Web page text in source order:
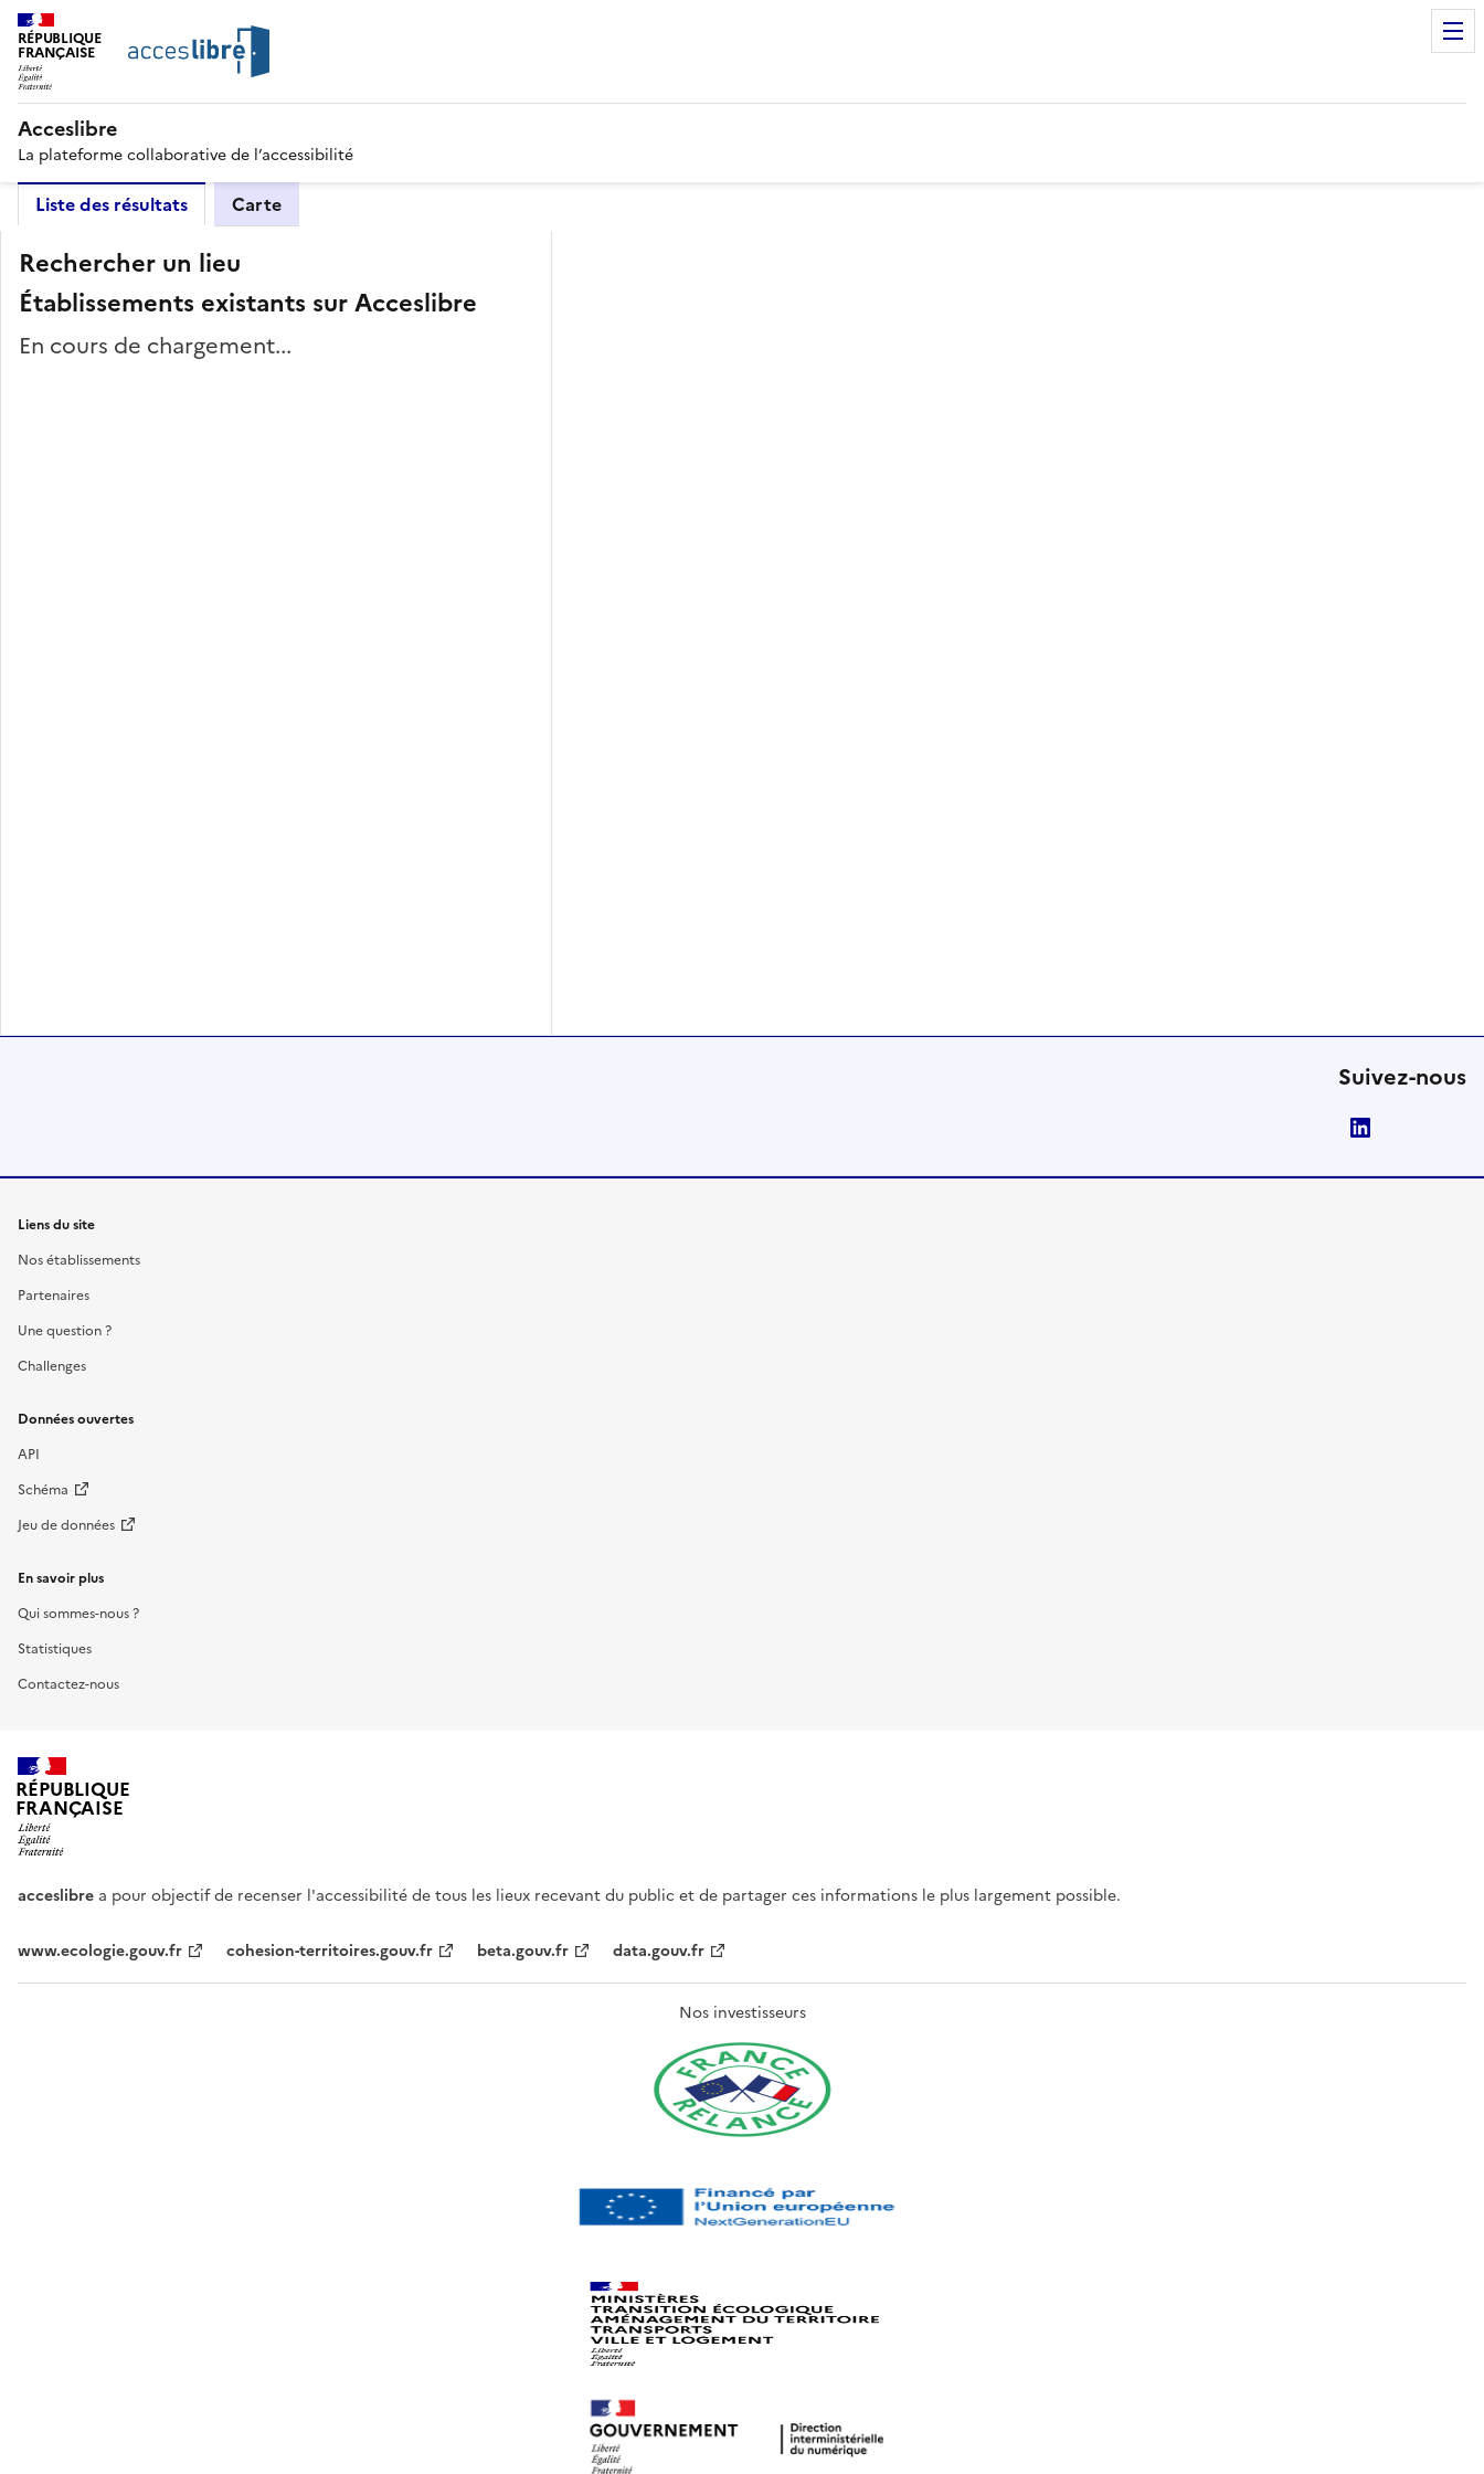
RÉPUBLIQUE
FRANÇAISE
Acceslibre
La plateforme collaborative de l’accessibilité
Liste des résultats Carte
Rechercher un lieu
Établissements existants sur Acceslibre
En cours de chargement...
Suivez-nous
Liens du site
Nos établissements
Partenaires
Une question ?
Challenges
Données ouvertes
API
Schéma
Jeu de données
En savoir plus
Qui sommes-nous ?
Statistiques
Contactez-nous
RÉPUBLIQUE
FRANÇAISE
acceslibre a pour objectif de recenser l'accessibilité de tous les lieux recevant du public et de partager ces informations le plus largement possible.
www.ecologie.gouv.fr cohesion-territoires.gouv.fr beta.gouv.fr data.gouv.fr
Nos investisseurs